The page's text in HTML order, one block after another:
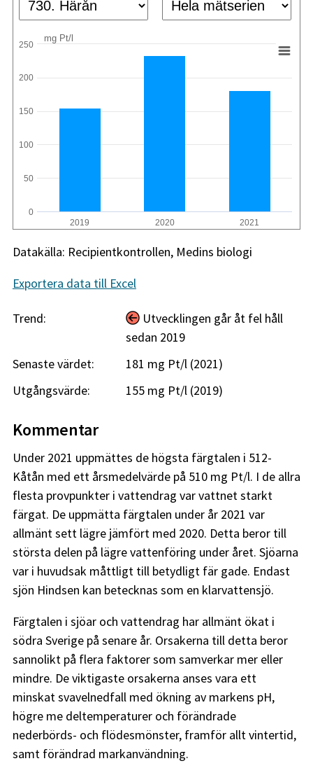
mg Pt/l
2019 2020 2021
0
50
100
150
200
250
Datakälla: Recipientkontrollen, Medins biologi
Exportera data till Excel
Trend:
Utvecklingen går åt fel håll
sedan 2019
Senaste värdet:
181 mg Pt/l (2021)
Utgångsvärde:
155 mg Pt/l (2019)
Kommentar
Under 2021 uppmättes de högsta färgtalen i 512-
Kåtån med ett årsmedelvärde på 510 mg Pt/l. I de allra
flesta provpunkter i vattendrag var vattnet starkt
färgat. De uppmätta färgtalen under år 2021 var
allmänt sett lägre jämfört med 2020. Detta beror till
största delen på lägre vattenföring under året. Sjöarna
var i huvudsak måttligt till betydligt fär gade. Endast
sjön Hindsen kan betecknas som en klarvattensjö.
Färgtalen i sjöar och vattendrag har allmänt ökat i
södra Sverige på senare år. Orsakerna till detta beror
sannolikt på flera faktorer som samverkar mer eller
mindre. De viktigaste orsakerna anses vara ett
minskat svavelnedfall med ökning av markens pH,
högre me deltemperaturer och förändrade
nederbörds- och flödesmönster, framför allt vintertid,
samt förändrad markanvändning.